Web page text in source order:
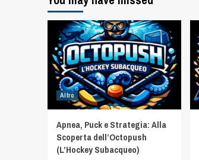
Altro
Apnea, Puck e Strategia: Alla
Scoperta dell’Octopush
(L’Hockey Subacqueo)